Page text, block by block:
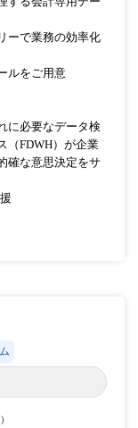
ーで業務の効率化
ルをご用意
に必要なデータ検
（FDWH）が企業
確な意思決定をサ